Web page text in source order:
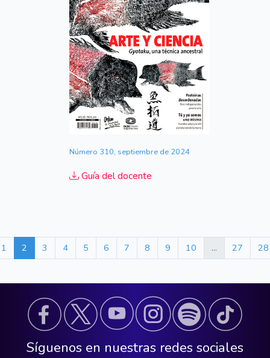
Número 310, septiembre de 2024
Guía del docente
1 2 3 4 5 6 7 8 9 10 ... 27 28
Síguenos en nuestras redes sociales